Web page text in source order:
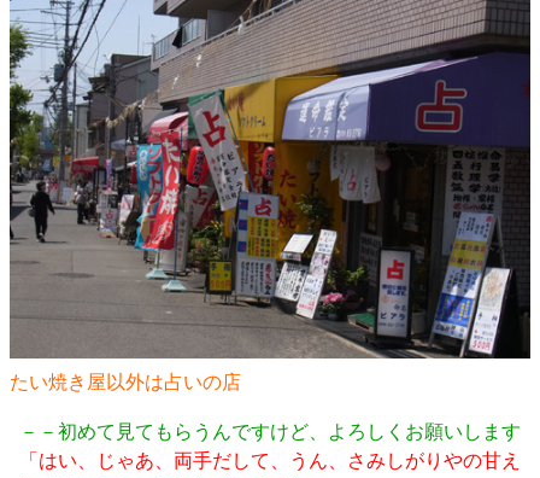
たい焼き屋以外は占いの店
－－初めて見てもらうんですけど、よろしくお願いします
「はい、じゃあ、両手だして、うん、さみしがりやの甘え